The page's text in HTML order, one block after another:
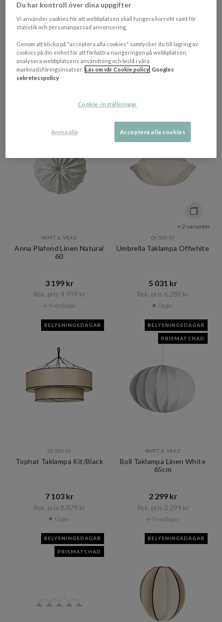
BY RYDÉNS
2 246 kr​​
Rek. pris 2 995 kr​​
1 514 kr​​
WATT & VEKE
Anna Plafond Linen Natural
60
3 199 kr​​
Rek. pris 4 999 kr​​
4-9 vardagar
+ 2 varianter
OI SOI OI
Umbrella Taklampa Offwhite
5 031 kr​​
Rek. pris 6 289 kr​​
I lager
BELYSNINGSDAGAR
OI SOI OI
Tophat Taklampa Kit/Black
7 103 kr​​
Rek. pris 8 879 kr​​
I lager
BELYSNINGSDAGAR
PRISMATCHAD
WATT & VEKE
Boll Taklampa Linen White
65cm
2 299 kr​​
Rek. pris 3 299 kr​​
4-9 vardagar
BELYSNINGSDAGAR
PRISMATCHAD
BELYSNINGSDAGAR
Du har kontroll över dina uppgifter
Vi använder cookies för att webbplatsen skall fungera korrekt samt för
statistik och personanpassad annonsering.
Genom att klicka på "acceptera alla cookies" samtycker du till lagring av
cookies på din enhet för att förbättra navigeringen på webbplatsen,
analysera webbplatsens användning och bistå i våra
marknadsföringsinsatser. Läs om vår Cookie policy Googles
sekretesspolicy
Cookie-inställningar
Avvisa alla Acceptera alla cookies